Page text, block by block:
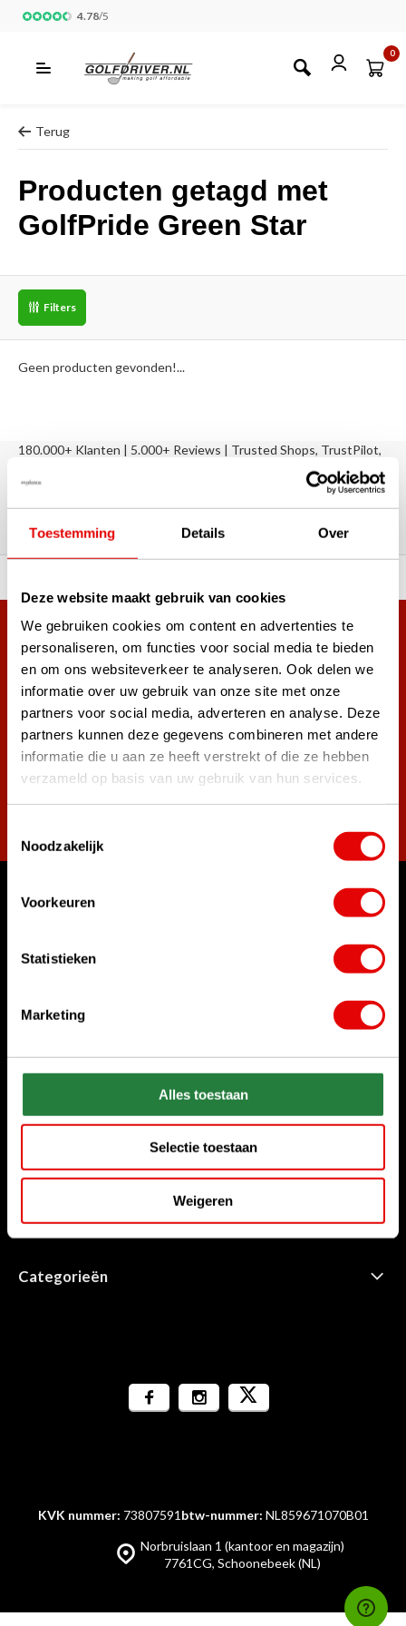
Toestemming Details Over
Deze website maakt gebruik van cookies
We gebruiken cookies om content en advertenties te
personaliseren, om functies voor social media te bieden
en om ons websiteverkeer te analyseren. Ook delen we
informatie over uw gebruik van onze site met onze
partners voor social media, adverteren en analyse. Deze
partners kunnen deze gegevens combineren met andere
informatie die u aan ze heeft verstrekt of die ze hebben
verzameld op basis van uw gebruik van hun services.
Noodzakelijk
Voorkeuren
Statistieken
Marketing
Alles toestaan
Selectie toestaan
Weigeren
4.78/5
0
Terug
Producten getagd met
GolfPride Green Star
Filters
Geen producten gevonden!...
180.000+ Klanten | 5.000+ Reviews | Trusted Shops, TrustPilot,
Reviews: Onze klanten aan het
woord
Meer dan 38.000 klanten hebben zich al
aangemeld.
Word ook lid van de nieuwsbrief en mis nooit meer de beste
golf aanbiedingen!
Waar kunnen we u mee helpen?
Bel ons gerust
Chat met ons
Stuur ons een e-mail
sales@golfdriver.nl
Klantenservice
Informatie
Categorieën
Norbruislaan 1 (kantoor en magazijn)
7761CG, Schoonebeek (NL)
KVK nummer: 73807591 btw-nummer: NL859671070B01